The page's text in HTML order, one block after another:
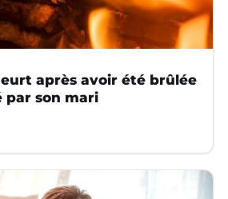
après avoir été brûlée
par son mari